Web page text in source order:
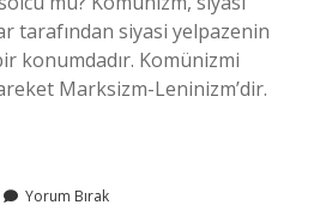
tarafından siyasi yelpazenin
konumdadır. Komünizmi
Marksizm-Leninizm’dir.
Yorum Bırak